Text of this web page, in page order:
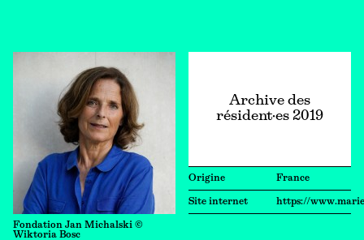
Fondation Jan Michalski ©
Wiktoria Bosc
Archive des
résident·es 2019
Origine France
Site internet https://